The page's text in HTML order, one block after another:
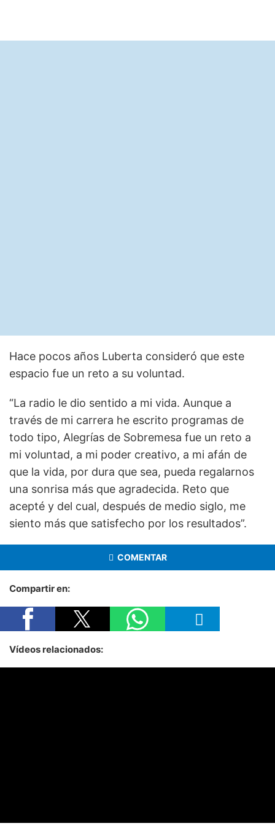
Hace pocos años Luberta consideró que este
espacio fue un reto a su voluntad.
“La radio le dio sentido a mi vida. Aunque a
través de mi carrera he escrito programas de
todo tipo, Alegrías de Sobremesa fue un reto a
mi voluntad, a mi poder creativo, a mi afán de
que la vida, por dura que sea, pueda regalarnos
una sonrisa más que agradecida. Reto que
acepté y del cual, después de medio siglo, me
siento más que satisfecho por los resultados”.
COMENTAR
Compartir en:
Vídeos relacionados: